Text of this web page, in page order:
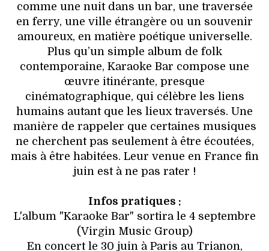
comme une nuit dans un bar, une traversée
en ferry, une ville étrangère ou un souvenir
amoureux, en matière poétique universelle.
Plus qu’un simple album de folk
contemporaine, Karaoke Bar compose une
œuvre itinérante, presque
cinématographique, qui célèbre les liens
humains autant que les lieux traversés. Une
manière de rappeler que certaines musiques
ne cherchent pas seulement à être écoutées,
mais à être habitées. Leur venue en France fin
juin est à ne pas rater !
Infos pratiques :
L'album "Karaoke Bar" sortira le 4 septembre
(Virgin Music Group)
En concert le 30 juin à Paris au Trianon,